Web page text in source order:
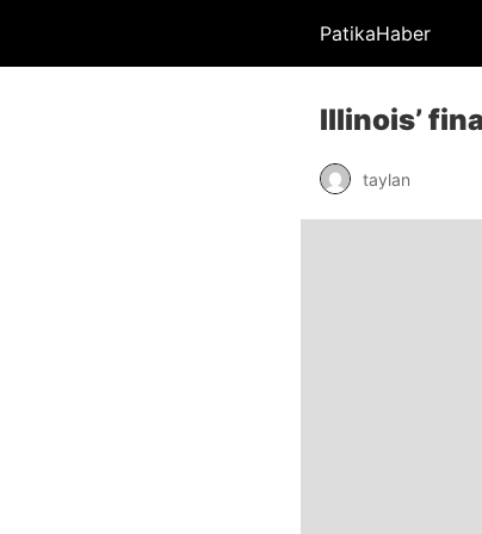
PatikaHaber
Illinois’
taylan